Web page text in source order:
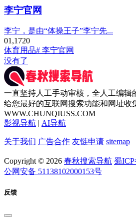
李宁官网
李宁，是由“体操王子”李宁先...
01,1720
体育用品# 李宁官网
没有了
一直坚持人工手动审核，全人工编辑
给您最好的互联网搜索功能和网址收
WWW.CHUNQIUSS.COM
影视导航 | AI导航
关于我们 广告合作 友链申请 sitemap
Copyright © 2026 春秋搜索导航 蜀ICP
公网安备 51138102000153号
反馈